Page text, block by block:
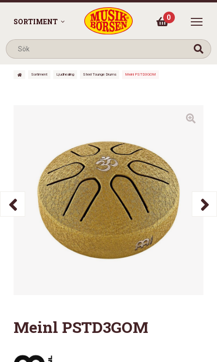
SORTIMENT 0
Sortiment Ljudhealing Steel Tounge Drums Meinl PSTD3GOM
Meinl PSTD3GOM